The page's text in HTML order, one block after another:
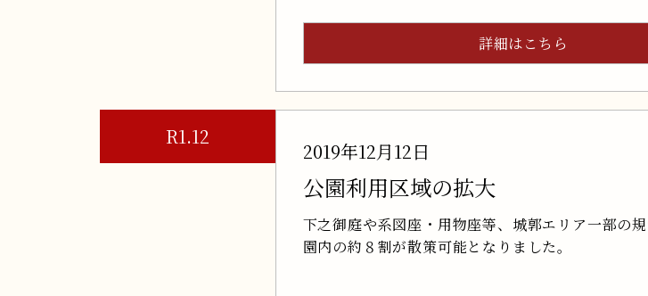
詳細はこちら
R1.12
2019年12月12日
公園利用区域の拡大
下之御庭や系図座・用物座等、城郭エリア一部の
園内の約８割が散策可能となりました。